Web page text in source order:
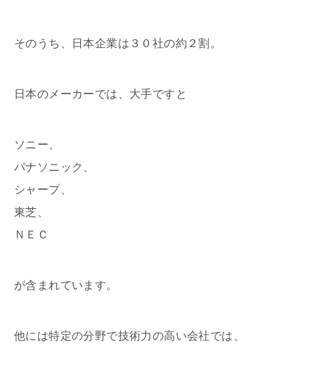
そのうち、日本企業は３０社の約２割。
日本のメーカーでは、大手ですと
ソニー、
パナソニック、
シャープ、
東芝、
ＮＥＣ
が含まれています。
他には特定の分野で技術力の高い会社では、